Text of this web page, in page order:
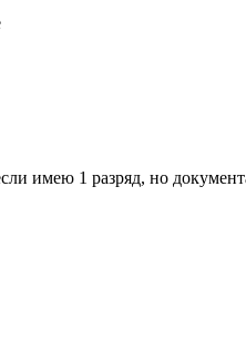
имею 1 разряд, но